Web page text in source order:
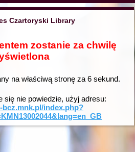
Czartoryski Library
zostanie za chwilę
na właściwą stronę za 6sekund.
się nie powiedzie, użyj adresu:
bcz.mnk.pl/index.php?